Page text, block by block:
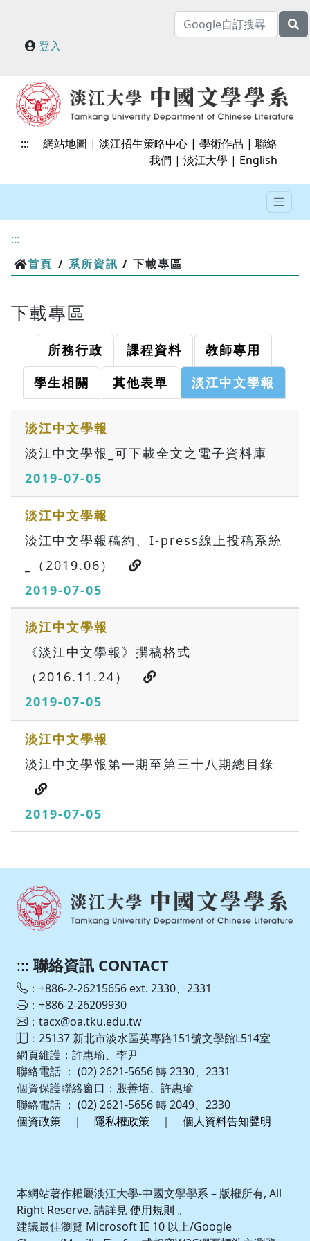
登入
::: 網站地圖 |淡江招生策略中心 |學術作品 |聯絡
我們 |淡江大學 | English
:::
首頁 / 系所資訊 / 下載專區
下載專區
所務行政 課程資料
教師專用
學生相關
其他表單 淡江中文學報
淡江中文學報
淡江中文學報_可下載全文之電子資料庫
2019-07-05
淡江中文學報
淡江中文學報稿約、I-press線上投稿系統
_（2019.06）
2019-07-05
淡江中文學報
《淡江中文學報》撰稿格式
（2016.11.24）
2019-07-05
淡江中文學報
淡江中文學報第一期至第三十八期總目錄
2019-07-05
::: 聯絡資訊 CONTACT
：+886-2-26215656 ext. 2330、2331
：+886-2-26209930
：tacx@oa.tku.edu.tw
：25137 新北市淡水區英專路151號文學館L514室
網頁維護：許惠瑜、李尹
聯絡電話 ： (02) 2621-5656 轉 2330、2331
個資保護聯絡窗口：殷善培、許惠瑜
聯絡電話 ： (02) 2621-5656 轉 2049、2330
個資政策 ｜ 隱私權政策 ｜ 個人資料告知聲明
本網站著作權屬淡江大學-中國文學學系 – 版權所有, All
Right Reserve. 請詳見 使用規則 。
建議最佳瀏覽 Microsoft IE 10 以上/Google